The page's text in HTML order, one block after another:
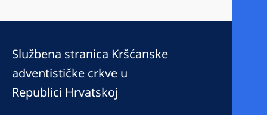
Službena stranica Kršćanske
adventističke crkve u
Republici Hrvatskoj